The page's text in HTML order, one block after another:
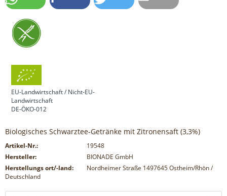
EU-Landwirtschaft / Nicht-EU-
Landwirtschaft
DE-ÖKO-012
Biologisches Schwarztee-Getränke mit Zitronensaft (3,3%)
Artikel-Nr.:
19548
Hersteller:
BIONADE GmbH
Herstellungs ort/-land:
Nordheimer Straße 1497645 Ostheim/Rhön /
Deutschland